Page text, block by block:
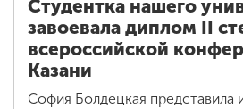
Студентка нашего
завоевала диплом II
всероссийской
Казани
София Болдецкая представила